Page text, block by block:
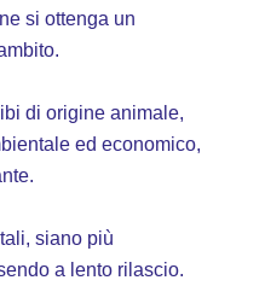
si ottenga un
di origine animale,
ed economico,
siano più
a lento rilascio.